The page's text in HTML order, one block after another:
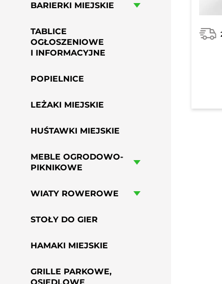
BARIERKI MIEJSKIE
TABLICE
OGŁOSZENIOWE
I INFORMACYJNE
POPIELNICE
LEŻAKI MIEJSKIE
HUŚTAWKI MIEJSKIE
MEBLE OGRODOWO-
PIKNIKOWE
WIATY ROWEROWE
STOŁY DO GIER
HAMAKI MIEJSKIE
GRILLE PARKOWE,